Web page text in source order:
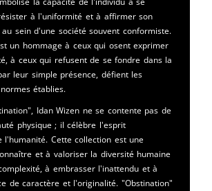
à l'uniformité et à affirmer son
sein d'une société souvent conformiste.
un hommage à ceux qui osent exprimer
à ceux qui refusent de se fondre dans la
leur simple présence, défient les
établies.
Idan Wizen ne se contente pas de
physique ; il célèbre l'esprit
l'humanité. Cette collection est une
et à valoriser la diversité humaine
à embrasser l'inattendu et à
de caractère et l'originalité. "Obstination"